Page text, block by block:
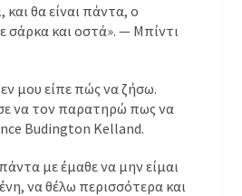
θα είναι πάντα, ο
σάρκα και οστά». — Μπίντι
μου είπε πώς να ζήσω.
να τον παρατηρώ πως να
Budington Kelland.
με έμαθε να μην είμαι
να θέλω περισσότερα και